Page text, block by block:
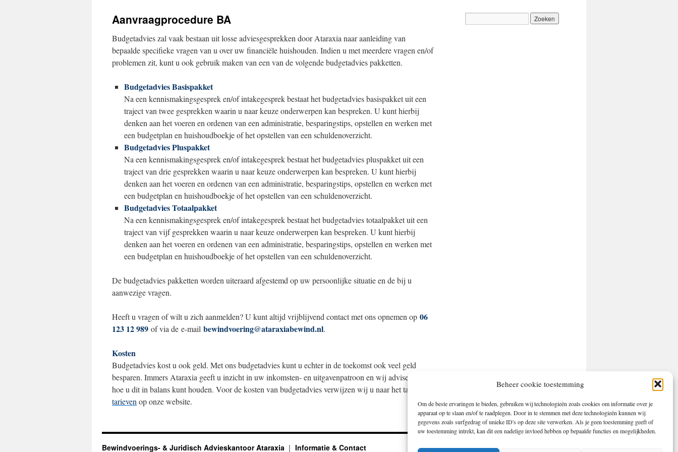
Beheer cookie toestemming
Om de beste ervaringen te bieden, gebruiken wij technologieën zoals cookies om informatie over je
apparaat op te slaan en/of te raadplegen. Door in te stemmen met deze technologieën kunnen wij
gegevens zoals surfgedrag of unieke ID's op deze site verwerken. Als je geen toestemming geeft of
uw toestemming intrekt, kan dit een nadelige invloed hebben op bepaalde functies en mogelijkheden.
Aanvraagprocedure BA
Budgetadvies zal vaak bestaan uit losse adviesgesprekken door Ataraxia naar aanleiding van
bepaalde specifieke vragen van u over uw financiële huishouden. Indien u met meerdere vragen en/of
problemen zit, kunt u ook gebruik maken van een van de volgende budgetadvies pakketten.
Budgetadvies Basispakket
Na een kennismakingsgesprek en/of intakegesprek bestaat het budgetadvies basispakket uit een
traject van twee gesprekken waarin u naar keuze onderwerpen kan bespreken. U kunt hierbij
denken aan het voeren en ordenen van een administratie, besparingstips, opstellen en werken met
een budgetplan en huishoudboekje of het opstellen van een schuldenoverzicht.
Budgetadvies Pluspakket
Na een kennismakingsgesprek en/of intakegesprek bestaat het budgetadvies pluspakket uit een
traject van drie gesprekken waarin u naar keuze onderwerpen kan bespreken. U kunt hierbij
denken aan het voeren en ordenen van een administratie, besparingstips, opstellen en werken met
een budgetplan en huishoudboekje of het opstellen van een schuldenoverzicht.
Budgetadvies Totaalpakket
Na een kennismakingsgesprek en/of intakegesprek bestaat het budgetadvies totaalpakket uit een
traject van vijf gesprekken waarin u naar keuze onderwerpen kan bespreken. U kunt hierbij
denken aan het voeren en ordenen van een administratie, besparingstips, opstellen en werken met
een budgetplan en huishoudboekje of het opstellen van een schuldenoverzicht.
De budgetadvies pakketten worden uiteraard afgestemd op uw persoonlijke situatie en de bij u
aanwezige vragen.
Heeft u vragen of wilt u zich aanmelden? U kunt altijd vrijblijvend contact met ons opnemen op 06
123 12 989 of via de e-mail bewindvoering@ataraxiabewind.nl.
Kosten
Budgetadvies kost u ook geld. Met ons budgetadvies kunt u echter in de toekomst ook veel geld
besparen. Immers Ataraxia geeft u inzicht in uw inkomsten- en uitgavenpatroon en wij adviseren u
hoe u dit in balans kunt houden. Voor de kosten van budgetadvies verwijzen wij u naar het tabblad
tarieven op onze website.
Bewindvoerings- & Juridisch Advieskantoor Ataraxia Informatie & Contact Mogelijk gemaakt door WordPress.